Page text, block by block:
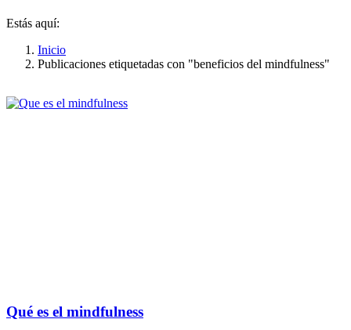
Estás aquí:
Inicio
Publicaciones etiquetadas con "beneficios del mindfulness"
Qué es el mindfulness